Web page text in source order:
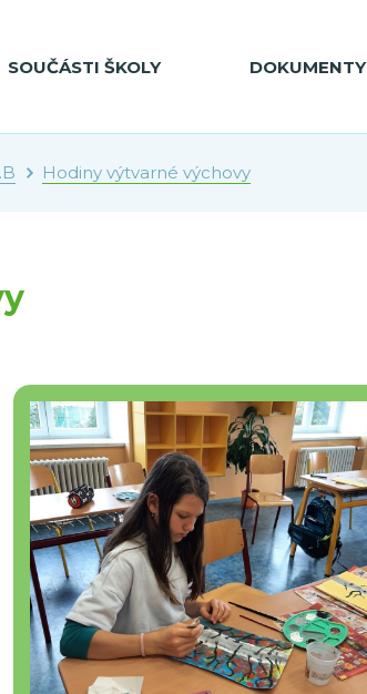
SOUČÁSTI ŠKOLY DOKUMENTY
Hodiny výtvarné výchovy